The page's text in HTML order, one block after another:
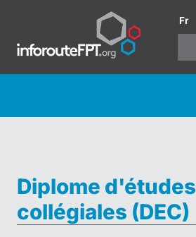
Fr
Diplome d'études
collégiales (DEC)